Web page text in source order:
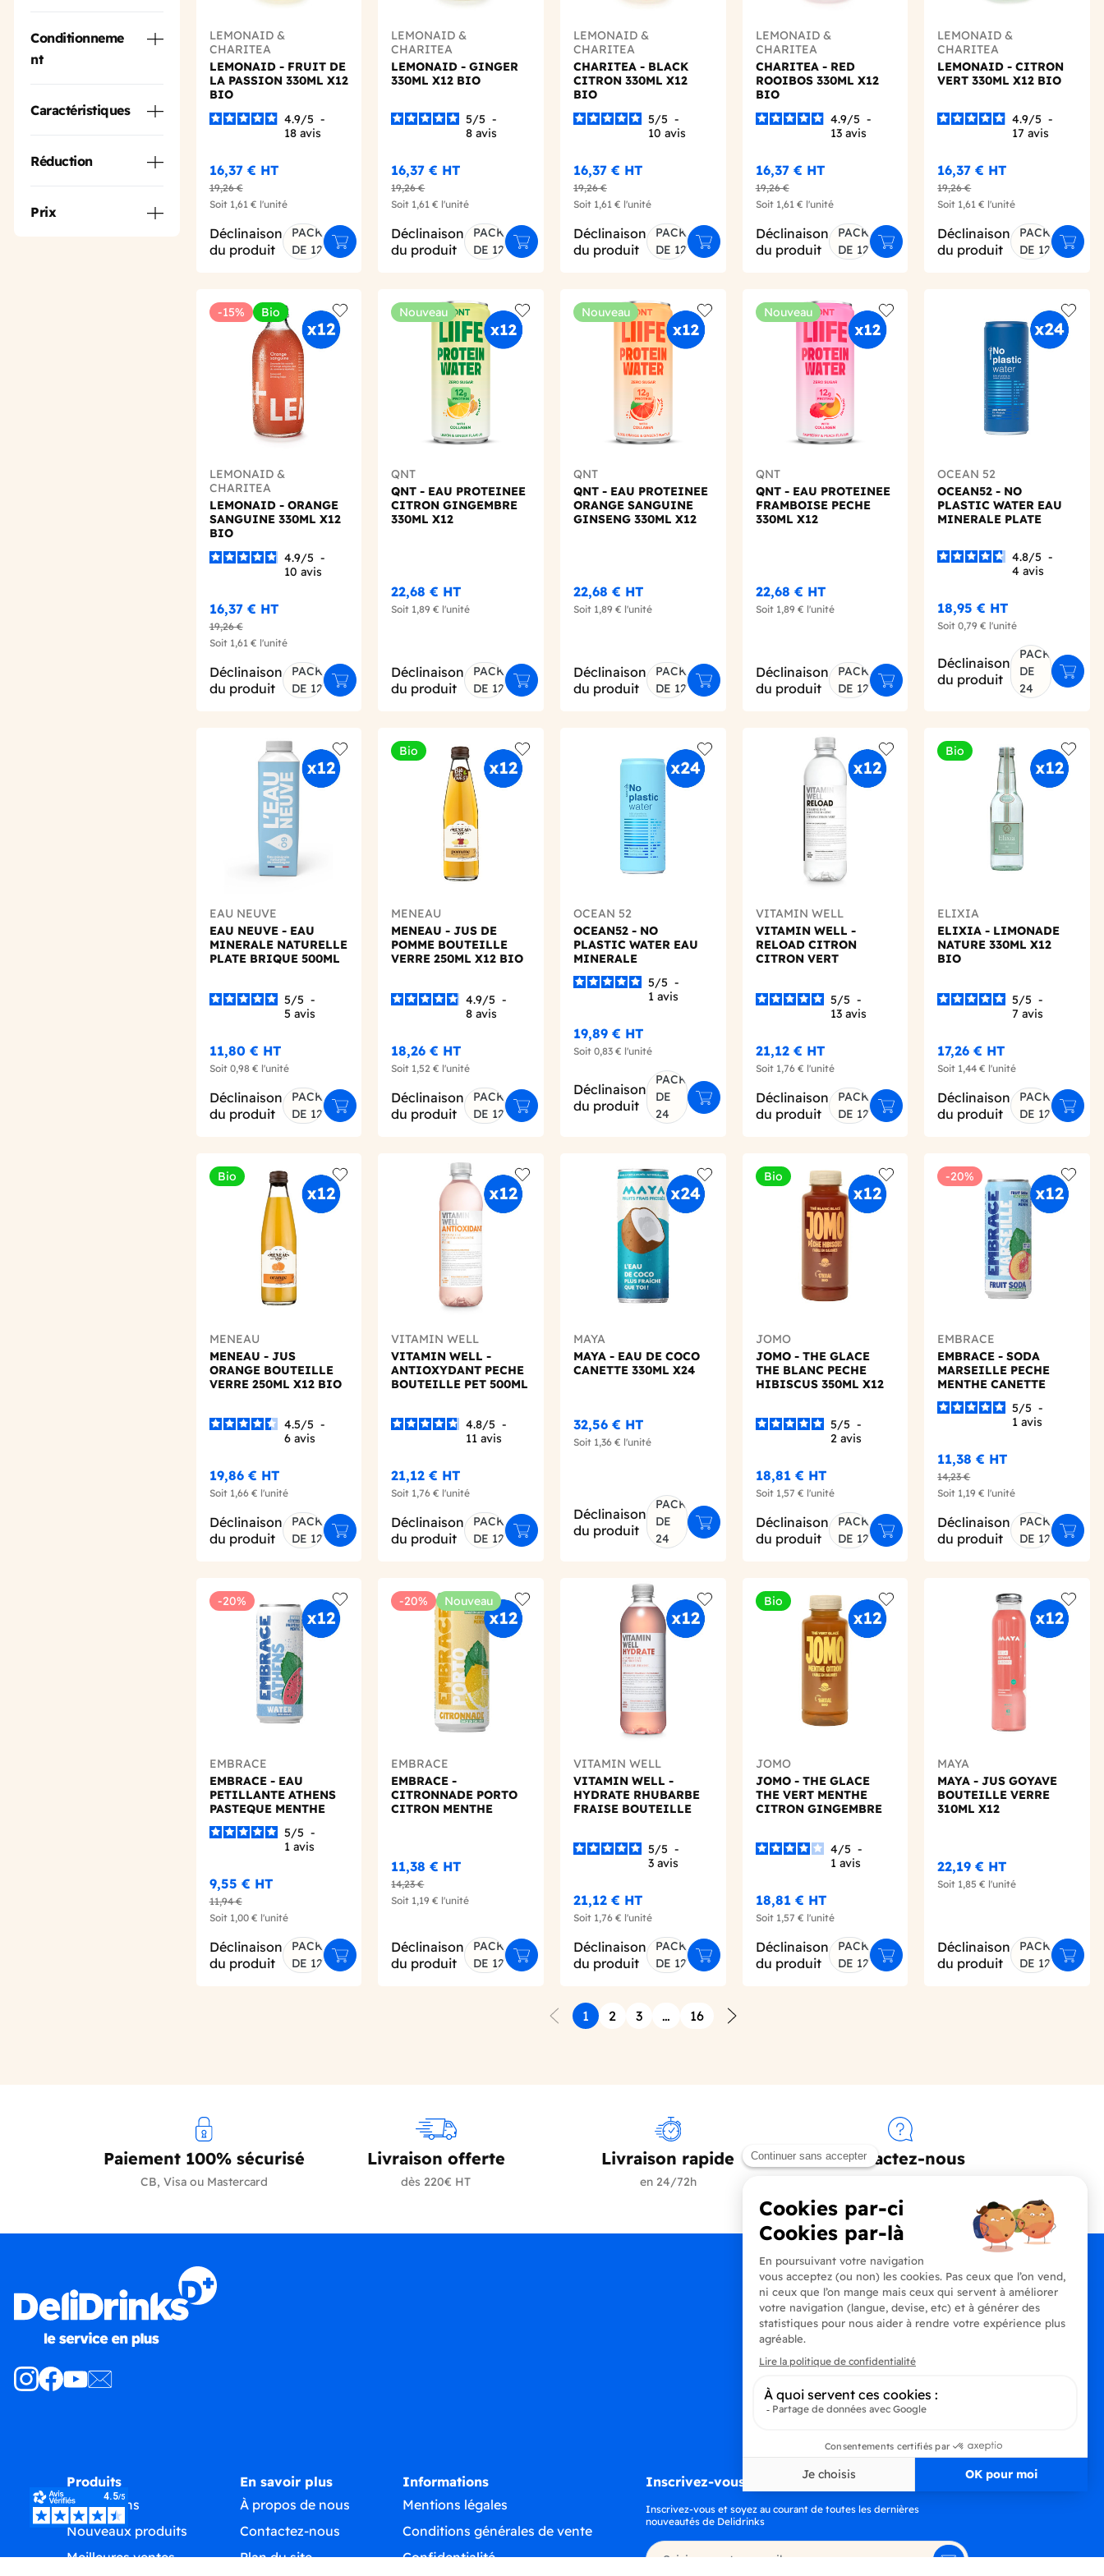
Conditionneme
nt
Caractéristiques
Réduction
Prix
LEMONAID &
CHARITEA
LEMONAID - FRUIT DE
LA PASSION 330ML X12
BIO
4.9/5 -
18 avis
16,37 € HT
19,26 €
Soit 1,61 € l'unité
Déclinaison
du produit
PACK
DE 12
Ajouter au panier
LEMONAID &
CHARITEA
LEMONAID - GINGER
330ML X12 BIO
5/5 -
8avis
16,37 € HT
19,26 €
Soit 1,61 € l'unité
Déclinaison
du produit
PACK
DE 12
Ajouter au panier
LEMONAID &
CHARITEA
CHARITEA - BLACK
CITRON 330ML X12
BIO
5/5 -
10 avis
16,37 € HT
19,26 €
Soit 1,61 € l'unité
Déclinaison
du produit
PACK
DE 12
Ajouter au panier
LEMONAID &
CHARITEA
CHARITEA - RED
ROOIBOS 330ML X12
BIO
4.9/5 -
13 avis
16,37 € HT
19,26 €
Soit 1,61 € l'unité
Déclinaison
du produit
PACK
DE 12
Ajouter au panier
LEMONAID &
CHARITEA
LEMONAID - CITRON
VERT 330ML X12 BIO
4.9/5 -
17avis
16,37 € HT
19,26 €
Soit 1,61 € l'unité
Déclinaison
du produit
PACK
DE 12
-15% Bio
Add to wishlist
LEMONAID &
CHARITEA
LEMONAID - ORANGE
SANGUINE 330ML X12
BIO
4.9/5 -
10 avis
16,37 € HT
19,26 €
Soit 1,61 € l'unité
Déclinaison
du produit
PACK
DE 12
Ajouter au panier
Nouveau
Add to wishlist
QNT
QNT - EAU PROTEINEE
CITRON GINGEMBRE
330ML X12
22,68 € HT
Soit 1,89 € l'unité
Déclinaison
du produit
PACK
DE 12
Ajouter au panier
Nouveau
Add to wishlist
QNT
QNT - EAU PROTEINEE
ORANGE SANGUINE
GINSENG 330ML X12
22,68 € HT
Soit 1,89 € l'unité
Déclinaison
du produit
PACK
DE 12
Ajouter au panier
Nouveau
Add to wishlist
QNT
QNT - EAU PROTEINEE
FRAMBOISE PECHE
330ML X12
22,68 € HT
Soit 1,89 € l'unité
Déclinaison
du produit
PACK
DE 12
Ajouter au panier
Add
OCEAN 52
OCEAN52 - NO
PLASTIC WATER EAU
MINERALE PLATE
X24
4.8/5 -
4avis
18,95 € HT
Soit0,79 € l'unité
Déclinaison
du produit
PACK
DE
24
Add to wishlist
EAU NEUVE
EAU NEUVE - EAU
MINERALE NATURELLE
PLATE BRIQUE 500ML
5/5 -
5 avis
11,80 € HT
Soit 0,98 € l'unité
Déclinaison
du produit
PACK
DE 12
Ajouter au panier
Bio
Add to wishlist
MENEAU
MENEAU - JUS DE
POMME BOUTEILLE
VERRE 250ML X12 BIO
4.9/5 -
8avis
18,26 € HT
Soit 1,52 € l'unité
Déclinaison
du produit
PACK
DE 12
Ajouter au panier
Add to wishlist
OCEAN 52
OCEAN52 - NO
PLASTIC WATER EAU
MINERALE
ALU 330ML X24
5/5 -
1 avis
19,89 € HT
Soit 0,83 € l'unité
Déclinaison
du produit
PACK
DE
24
Ajouter au panier
Add to wishlist
VITAMIN WELL
VITAMIN WELL -
RELOAD CITRON
CITRON VERT
5/5 -
13 avis
21,12 € HT
Soit 1,76 € l'unité
Déclinaison
du produit
PACK
DE 12
Ajouter au panier
Bio
Add
ELIXIA
ELIXIA - LIMONADE
NATURE 330ML X12
BIO
5/5 -
7avis
17,26 € HT
Soit 1,44 € l'unité
Déclinaison
du produit
PACK
DE 12
Bio
Add to wishlist
MENEAU
MENEAU - JUS
ORANGE BOUTEILLE
VERRE 250ML X12 BIO
4.5/5 -
6 avis
19,86 € HT
Soit 1,66 € l'unité
Déclinaison
du produit
PACK
DE 12
Ajouter au panier
Add to wishlist
VITAMIN WELL
VITAMIN WELL -
ANTIOXYDANT PECHE
BOUTEILLE PET 500ML
4.8/5 -
11avis
21,12 € HT
Soit 1,76 € l'unité
Déclinaison
du produit
PACK
DE 12
Ajouter au panier
Add to wishlist
MAYA
MAYA - EAU DE COCO
CANETTE 330ML X24
32,56 € HT
Soit 1,36 € l'unité
Déclinaison
du produit
PACK
DE
24
Ajouter au panier
Bio
Add to wishlist
JOMO
JOMO - THE GLACE
THE BLANC PECHE
HIBISCUS 350ML X12
5/5 -
2 avis
18,81 € HT
Soit 1,57 € l'unité
Déclinaison
du produit
PACK
DE 12
Ajouter au panier
-20%
Add
EMBRACE
EMBRACE - SODA
MARSEILLE PECHE
MENTHE CANETTE
330ML X12
5/5 -
1avis
11,38 € HT
14,23 €
Soit 1,19 € l'unité
Déclinaison
du produit
PACK
DE 12
-20%
Add to wishlist
EMBRACE
EMBRACE - EAU
PETILLANTE ATHENS
PASTEQUE MENTHE
CANETTE 330ML X12
5/5 -
1 avis
9,55 € HT
11,94 €
Soit 1,00 € l'unité
Déclinaison
du produit
PACK
DE 12
Ajouter au panier
-20% Nouveau
Add to wishlist
EMBRACE
EMBRACE -
CITRONNADE PORTO
CITRON MENTHE
11,38 € HT
14,23 €
Soit 1,19 € l'unité
Déclinaison
du produit
PACK
DE 12
Ajouter au panier
Add to wishlist
VITAMIN WELL
VITAMIN WELL -
HYDRATE RHUBARBE
FRAISE BOUTEILLE
5/5 -
3 avis
21,12 € HT
Soit 1,76 € l'unité
Déclinaison
du produit
PACK
DE 12
Ajouter au panier
Bio
Add to wishlist
JOMO
JOMO - THE GLACE
THE VERT MENTHE
CITRON GINGEMBRE
4/5 -
1 avis
18,81 € HT
Soit 1,57 € l'unité
Déclinaison
du produit
PACK
DE 12
Ajouter au panier
Add
MAYA
MAYA - JUS GOYAVE
BOUTEILLE VERRE
310ML X12
22,19 € HT
Soit 1,85 € l'unité
Déclinaison
du produit
PACK
DE 12
Précédent
1 2 3 …
16
Paiement 100% sécurisé
CB, Visa ou Mastercard
Livraison offerte
dès 220€ HT
Livraison rapide
en 24/72h
Contactez-nous
Produits
Promotions
Nouveaux produits
Meilleures ventes
En savoir plus
À propos de nous
Contactez-nous
Plan du site
Informations
Mentions légales
Conditions générales de vente
Confidentialité
Inscrivez-vous à la newsletter
Inscrivez-vous et soyez au courant de toutes les dernières
nouveautés de Delidrinks